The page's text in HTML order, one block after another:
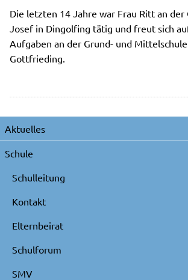
Die letzten 14 Jahre war Frau Ritt an der
Josef in Dingolfing tätig und freut sich
Aufgaben an der Grund- und
Gottfrieding.
Navigation
Aktuelles
Schule
Schulleitung
Kontakt
Elternbeirat
Schulforum
SMV